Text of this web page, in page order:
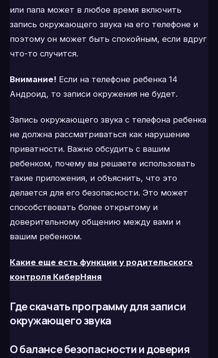
или папа может в любое время включить
запись окружающего звука на его телефоне и
поэтому он может быть спокойным, если вдруг
что-то случится.
Внимание! Если на телефоне ребенка 14
Андроид, то записи окружения не будет.
Запись окружающего звука с телефона ребенка
не должна рассматриваться как нарушение
приватности. Важно обсудить с вашим
ребенком, почему вы решаете использовать
такие приложения, и объяснить, что это
делается для его безопасности. Это может
способствовать более открытому и
доверительному общению между вами и
вашим ребенком.
Какие еще есть функции у родительского
контроля КиберНяня
Где скачать программу для записи
окружающего звука
О балансе безопасности и доверия